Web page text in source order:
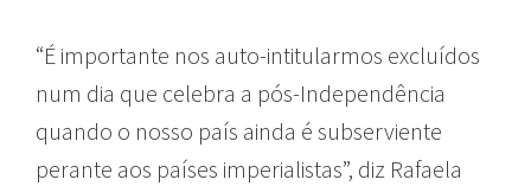
“É importante nos auto-intitularmos excluídos
num dia que celebra a pós-Independência
quando o nosso país ainda é subserviente
perante aos países imperialistas”, diz Rafaela